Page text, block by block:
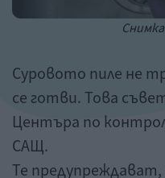
Суровото пиле не
се готви. Това
Центъра по
САЩ.
Те предупреждават,